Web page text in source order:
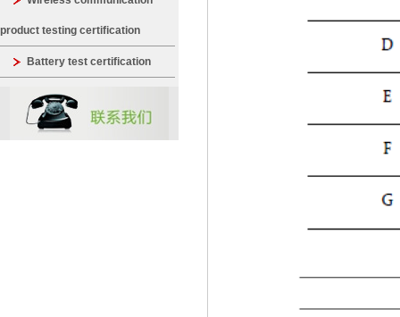
product testing certification
Battery test certification